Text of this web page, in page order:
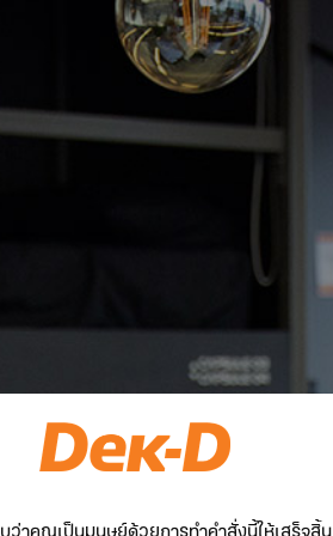
ว่าคุณเป็นมนุษย์ด้วยการทำคำสั่งนี้ให้เสร็จสิ้น